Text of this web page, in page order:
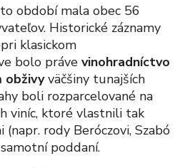
období mala obec 56
Historické záznamy
klasickom
bolo práve vinohradníctvo
obživyväčšiny tunajších
boli rozparcelované na
viníc, ktoré vlastnili tak
rody Beróczovi, Szabó
poddaní.